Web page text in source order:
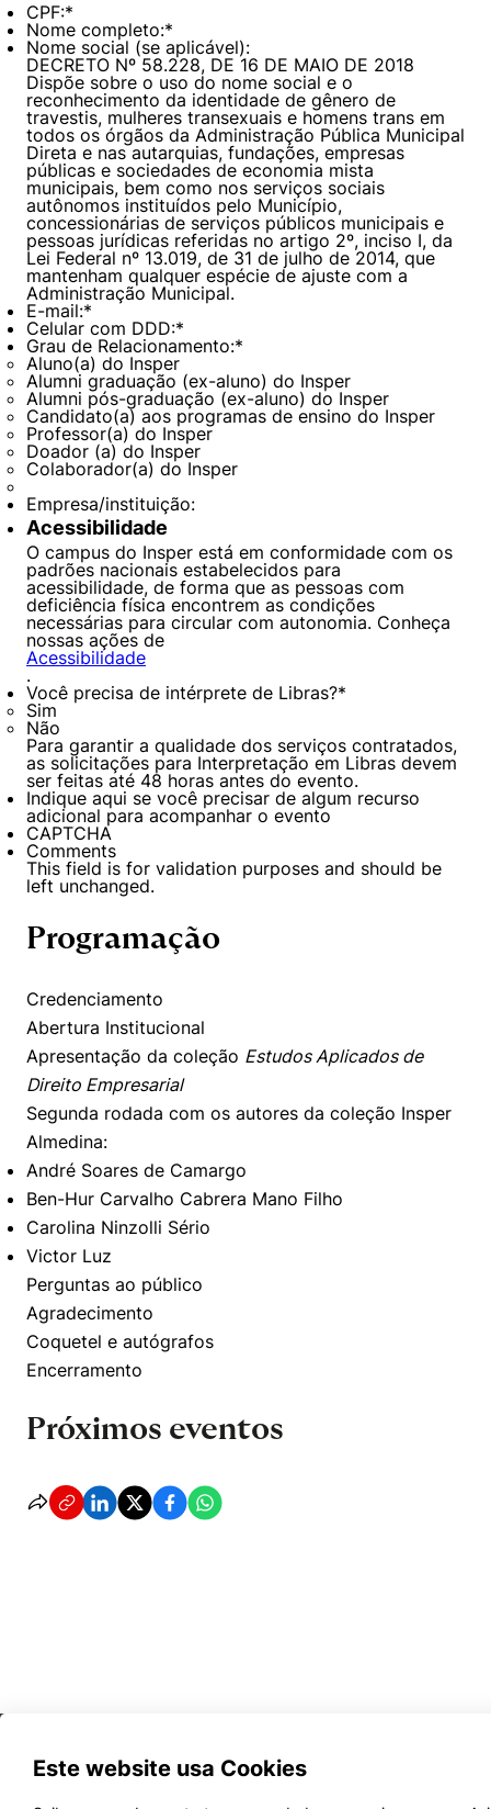
CPF:*
Nome completo:*
Nome social (se aplicável):
DECRETO Nº 58.228, DE 16 DE MAIO DE 2018
Dispõe sobre o uso do nome social e o
reconhecimento da identidade de gênero de
travestis, mulheres transexuais e homens trans em
todos os órgãos da Administração Pública Municipal
Direta e nas autarquias, fundações, empresas
públicas e sociedades de economia mista
municipais, bem como nos serviços sociais
autônomos instituídos pelo Município,
concessionárias de serviços públicos municipais e
pessoas jurídicas referidas no artigo 2º, inciso I, da
Lei Federal nº 13.019, de 31 de julho de 2014, que
mantenham qualquer espécie de ajuste com a
Administração Municipal.
E-mail:*
Celular com DDD:*
Grau de Relacionamento:*
Aluno(a) do Insper
Alumni graduação (ex-aluno) do Insper
Alumni pós-graduação (ex-aluno) do Insper
Candidato(a) aos programas de ensino do Insper
Professor(a) do Insper
Doador (a) do Insper
Colaborador(a) do Insper
Empresa/instituição:
Acessibilidade
O campus do Insper está em conformidade com os
padrões nacionais estabelecidos para
acessibilidade, de forma que as pessoas com
deficiência física encontrem as condições
necessárias para circular com autonomia. Conheça
nossas ações de
Acessibilidade
.
Você precisa de intérprete de Libras?*
Sim
Não
Para garantir a qualidade dos serviços contratados,
as solicitações para Interpretação em Libras devem
ser feitas até 48 horas antes do evento.
Indique aqui se você precisar de algum recurso
adicional para acompanhar o evento
CAPTCHA
Comments
This field is for validation purposes and should be
left unchanged.
Programação
Credenciamento
Abertura Institucional
Apresentação da coleção Estudos Aplicados de
Direito Empresarial
Segunda rodada com os autores da coleção Insper
Almedina:
André Soares de Camargo
Ben-Hur Carvalho Cabrera Mano Filho
Carolina Ninzolli Sério
Victor Luz
Perguntas ao público
Agradecimento
Coquetel e autógrafos
Encerramento
Próximos eventos
Este website usa Cookies